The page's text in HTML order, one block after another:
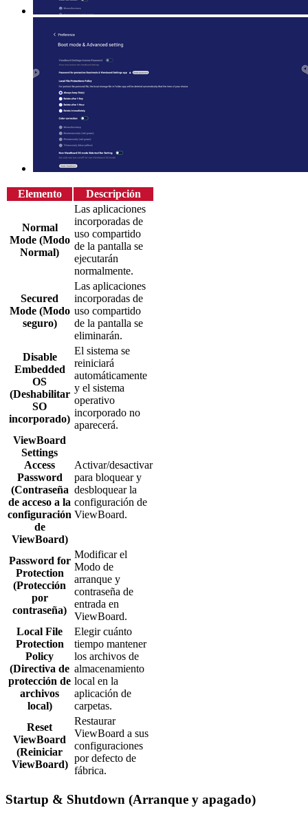
Elemento Descripción
Normal
Mode (Modo
Normal)
Las aplicaciones
incorporadas de
uso compartido
de la pantalla se
ejecutarán
normalmente.
Secured
Mode (Modo
seguro)
Las aplicaciones
incorporadas de
uso compartido
de la pantalla se
eliminarán.
Disable
Embedded
OS
(Deshabilitar
SO
incorporado)
El sistema se
reiniciará
automáticamente
y el sistema
operativo
incorporado no
aparecerá.
ViewBoard
Settings
Access
Password
(Contraseña
de acceso a la
configuración
de
ViewBoard)
Activar/desactivar
para bloquear y
desbloquear la
configuración de
ViewBoard.
Password for
Protection
(Protección
por
contraseña)
Modificar el
Modo de
arranque y
contraseña de
entrada en
ViewBoard.
Local File
Protection
Policy
(Directiva de
protección de
archivos
local)
Elegir cuánto
tiempo mantener
los archivos de
almacenamiento
local en la
aplicación de
carpetas.
Reset
ViewBoard
(Reiniciar
ViewBoard)
Restaurar
ViewBoard a sus
configuraciones
por defecto de
fábrica.
Startup & Shutdown (Arranque y apagado)